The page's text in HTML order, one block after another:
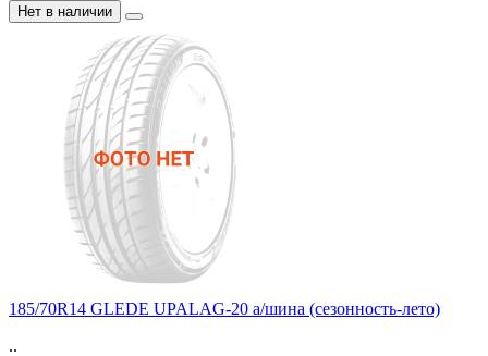
Нет в наличии
185/70R14 GLEDE UPALAG-20 а/шина (сезонность-лето)
..